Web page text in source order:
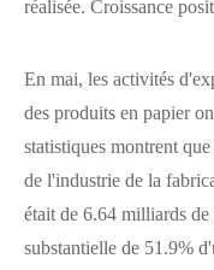
réalisée. Croissance
En mai, les activités
des produits en papier
statistiques montrent
de l'industrie de la
était de 6.64 milliards
substantielle de 51.9%